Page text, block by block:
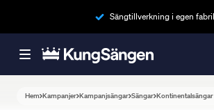
Sängtillverkning i egen
Hem Kampanjer Kampanjsängar Sängar Kontinentalsängar